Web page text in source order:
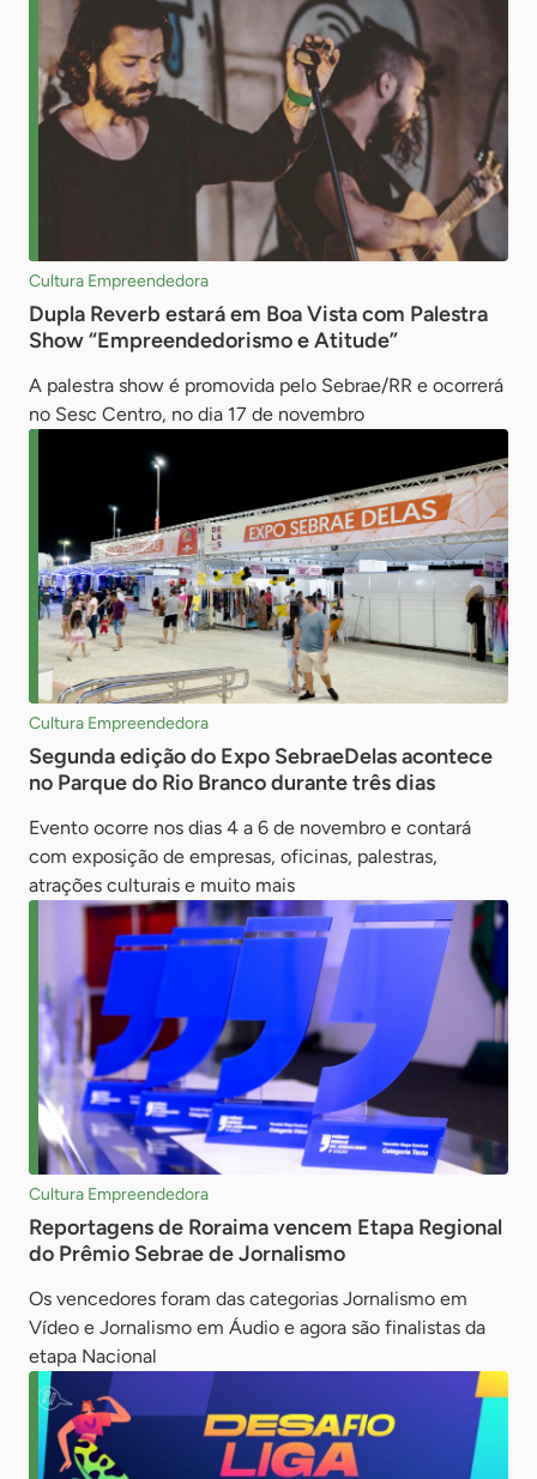
Cultura Empreendedora
Dupla Reverb estará em Boa Vista com Palestra
Show “Empreendedorismo e Atitude”
A palestra show é promovida pelo Sebrae/RR e ocorrerá
no Sesc Centro, no dia 17 de novembro
Cultura Empreendedora
Segunda edição do Expo SebraeDelas acontece
no Parque do Rio Branco durante três dias
Evento ocorre nos dias 4 a 6 de novembro e contará
com exposição de empresas, oficinas, palestras,
atrações culturais e muito mais
Cultura Empreendedora
Reportagens de Roraima vencem Etapa Regional
do Prêmio Sebrae de Jornalismo
Os vencedores foram das categorias Jornalismo em
Vídeo e Jornalismo em Áudio e agora são finalistas da
etapa Nacional